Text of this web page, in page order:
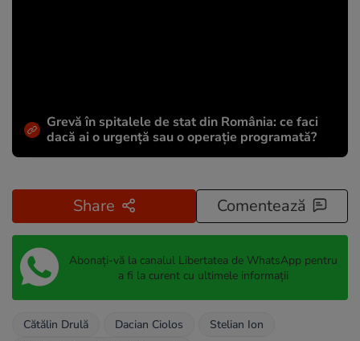
Grevă în spitalele de stat din România: ce faci
dacă ai o urgență sau o operație programată?
Share Comentează
Abonați-vă la canalul Libertatea de WhatsApp pentru
a fi la curent cu ultimele informații
Cătălin Drulă Dacian Ciolos
Stelian Ion